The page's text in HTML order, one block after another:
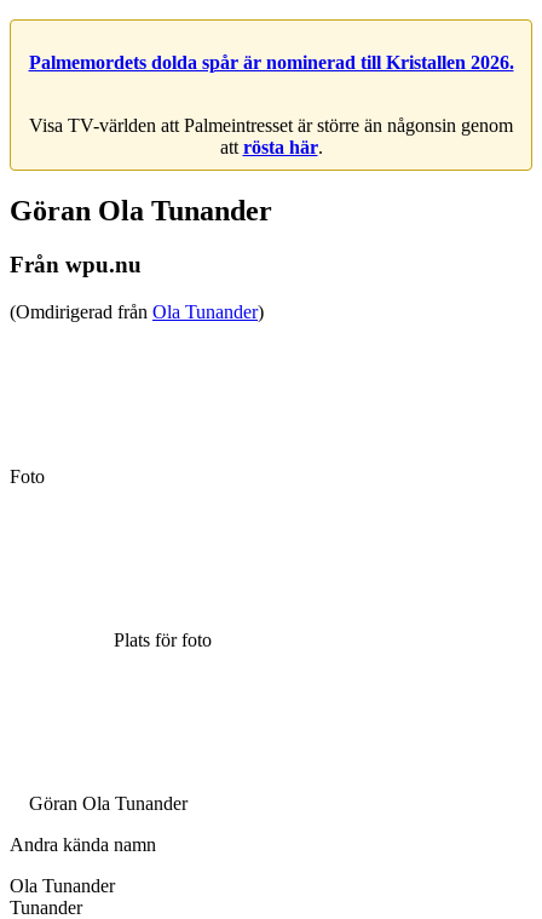
Palmemordets dolda spår är nominerad till Kristallen 2026.
Visa TV-världen att Palmeintresset är större än någonsin genom
att rösta här.
Göran Ola Tunander
Från wpu.nu
(Omdirigerad från Ola Tunander)
Foto
Plats för foto
Göran Ola Tunander
Andra kända namn
Ola Tunander
Tunander